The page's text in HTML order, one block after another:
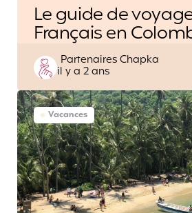
Le guide de
Français en
Posted
by
Partenaires Chapka
il y a 2 ans
Vacances